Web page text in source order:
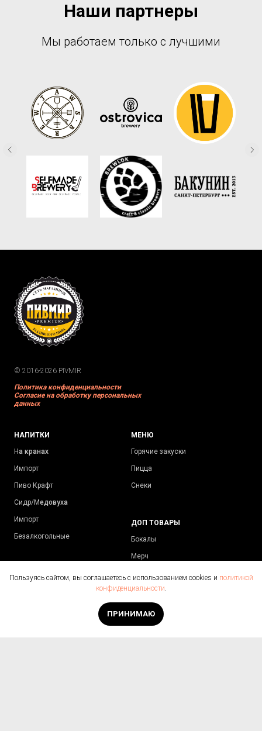
Наши партнеры
Мы работаем только с лучшими
© 2016-2026 PIVMIR
Политика конфиденциальности
Согласие на обработку персональных
данных
НАПИТКИ
На кранах
Импорт
Пиво Крафт
Сидр/Медовуха
Импорт
Безалкогольные
МЕНЮ
Горячие закуски
Пицца
Снеки
ДОП ТОВАРЫ
Бокалы
Мерч
Пользуясь сайтом, вы соглашаетесь с использованием cookies и политикой
конфиденциальности.
ПРИНИМАЮ